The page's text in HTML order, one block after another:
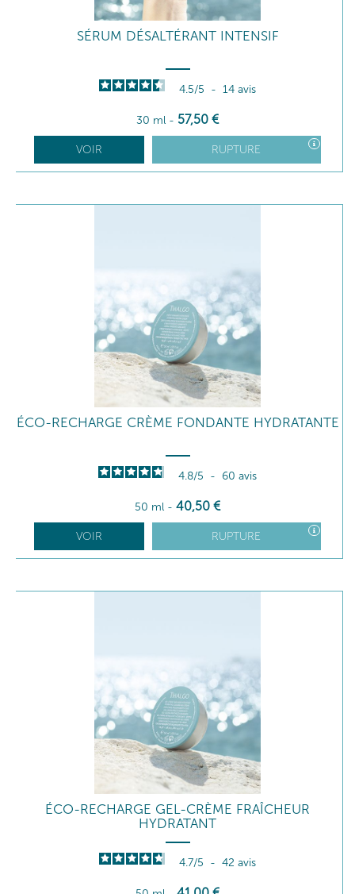
SÉRUM DÉSALTÉRANT INTENSIF
4.5/5 - 14 avis
30 ml - 57,50 €
VOIR RUPTURE
ÉCO-RECHARGE CRÈME FONDANTE HYDRATANTE
4.8/5 - 60 avis
50 ml - 40,50 €
VOIR RUPTURE
ÉCO-RECHARGE GEL-CRÈME FRAÎCHEUR
HYDRATANT
4.7/5 - 42 avis